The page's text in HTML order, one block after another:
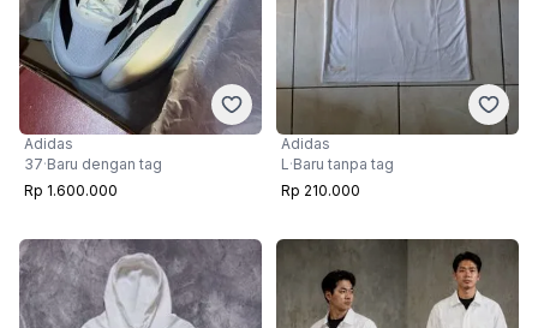
Adidas
37·Baru dengan tag
Rp 1.600.000
Adidas
L·Baru tanpa tag
Rp 210.000